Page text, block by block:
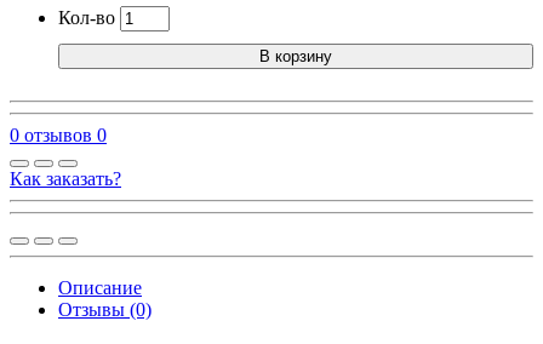
Кол-во
В корзину
0 отзывов 0
Как заказать?
Описание
Отзывы (0)